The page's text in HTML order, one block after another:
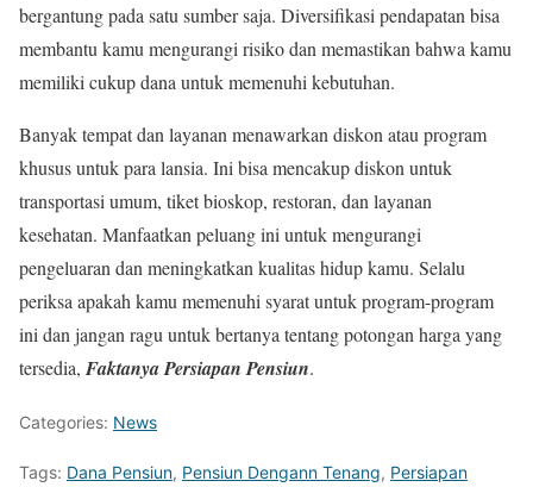
bergantung pada satu sumber saja. Diversifikasi pendapatan bisa
membantu kamu mengurangi risiko dan memastikan bahwa kamu
memiliki cukup dana untuk memenuhi kebutuhan.
Banyak tempat dan layanan menawarkan diskon atau program
khusus untuk para lansia. Ini bisa mencakup diskon untuk
transportasi umum, tiket bioskop, restoran, dan layanan
kesehatan. Manfaatkan peluang ini untuk mengurangi
pengeluaran dan meningkatkan kualitas hidup kamu. Selalu
periksa apakah kamu memenuhi syarat untuk program-program
ini dan jangan ragu untuk bertanya tentang potongan harga yang
tersedia, Faktanya Persiapan Pensiun.
Categories: News
Tags: Dana Pensiun, Pensiun Dengann Tenang, Persiapan